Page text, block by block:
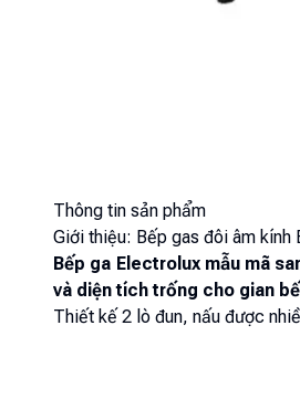
Thông tin sản phẩm
Giới thiệu: Bếp gas đôi âm kính
Bếp ga Electrolux mẫu mã
và diện tích trống cho gian
Thiết kế 2 lò đun, nấu được